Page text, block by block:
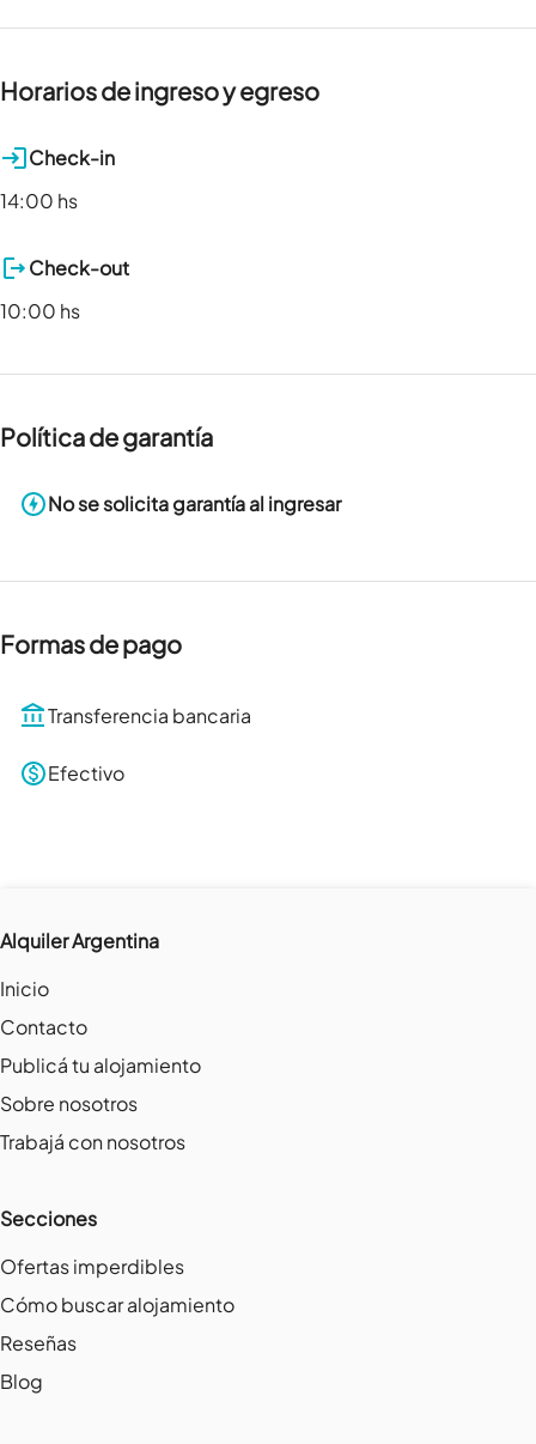
Horarios de ingreso y egreso
Check-in
14:00 hs
Check-out
10:00 hs
Política de garantía
No se solicita garantía al ingresar
Formas de pago
Transferencia bancaria
Efectivo
Alquiler Argentina
Inicio
Contacto
Publicá tu alojamiento
Sobre nosotros
Trabajá con nosotros
Secciones
Ofertas imperdibles
Cómo buscar alojamiento
Reseñas
Blog